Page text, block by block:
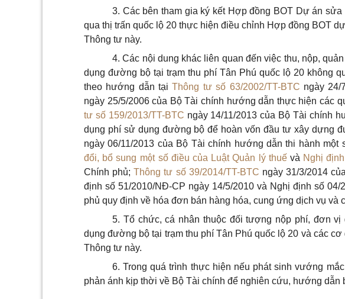
3. Các bên tham gia ký kết Hợp đồng BOT Dự án
qua thị trấn quốc lộ 20 thực hiện điều chỉnh Hợp đồng BOT
Thông tư này.
4. Các nội dung khác liên quan đến việc thu, nộp,
dụng đường bộ tại trạm thu phí Tân Phú quốc lộ 20 không
theo hướng dẫn tạiThông tư số 63/2002/TT-BTC ngày 24/
ngày 25/5/2006 của Bộ Tài chính hướng dẫn thực hiện các
tư số 159/2013/TT-BTC ngày 14/11/2013 của Bộ Tài chính
dụng phí sử dụng đường bộ để hoàn vốn đầu tư xây dựng
ngày 06/11/2013 của Bộ Tài chính hướng dẫn thi hành một
đổi, bổ sung một số điều của Luật Quản lý thuếvà Nghị
Chính phủ;Thông tư số 39/2014/TT-BTC ngày 31/3/2014
định số 51/2010/NĐ-CP ngày 14/5/2010 và Nghị định số
phủ quy định về hóa đơn bán hàng hóa, cung ứng dịch vụ và
5. Tổ chức, cá nhân thuộc đối tượng nộp phí, đơn
dụng đường bộ tại trạm thu phí Tân Phú quốc lộ 20 và các
Thông tư này.
6. Trong quá trình thực hiện nếu phát sinh vướng
phản ánh kịp thời về Bộ Tài chính để nghiên cứu, hướng dẫn